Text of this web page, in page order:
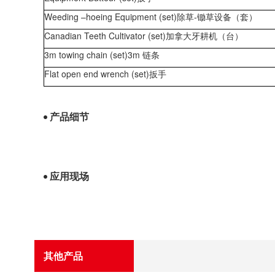
Weeding –hoeing Equipment (set)除草-锄草设备（套）
Canadian Teeth Cultivator (set)加拿大牙耕机（台）
3m towing chain (set)3m 链条
Flat open end wrench (set)扳手
产品细节
应用现场
其他产品